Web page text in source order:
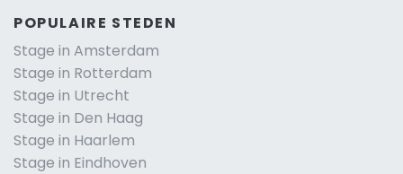
POPULAIRE STEDEN
Stage in Amsterdam
Stage in Rotterdam
Stage in Utrecht
Stage in Den Haag
Stage in Haarlem
Stage in Eindhoven